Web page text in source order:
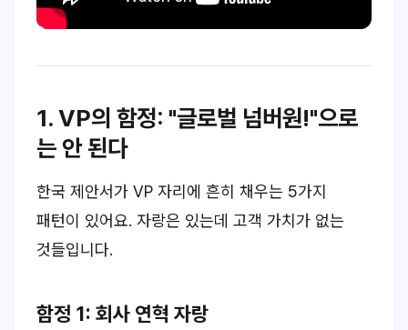
1. VP의 함정: "글로벌 넘버원!"으로
는 안 된다
한국 제안서가 VP 자리에 흔히 채우는 5가지
패턴이 있어요. 자랑은 있는데 고객 가치가 없는
것들입니다.
함정 1: 회사 연혁 자랑